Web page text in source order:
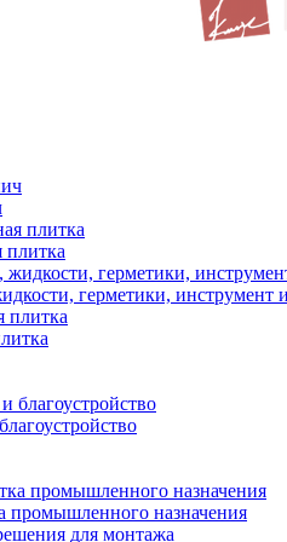
плитка
герметики, инструмент
промышленного назначения